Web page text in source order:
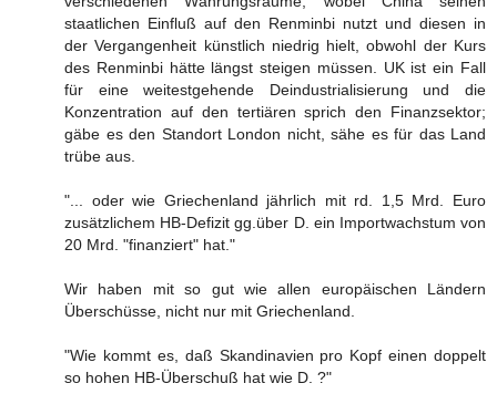
staatlichen Einfluß auf den Renminbi nutzt und diesen in
der Vergangenheit künstlich niedrig hielt, obwohl der Kurs
des Renminbi hätte längst steigen müssen. UK ist ein Fall
für eine weitestgehende Deindustrialisierung und die
Konzentration auf den tertiären sprich den Finanzsektor;
gäbe es den Standort London nicht, sähe es für das Land
trübe aus.
"... oder wie Griechenland jährlich mit rd. 1,5 Mrd. Euro
zusätzlichem HB-Defizit gg.über D. ein Importwachstum von
20 Mrd. "finanziert" hat."
Wir haben mit so gut wie allen europäischen Ländern
Überschüsse, nicht nur mit Griechenland.
"Wie kommt es, daß Skandinavien pro Kopf einen doppelt
so hohen HB-Überschuß hat wie D. ?"